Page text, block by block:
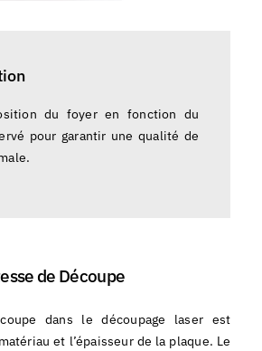
du foyer en fonction du
pour garantir une qualité de
de Découpe
dans le découpage laser est
et l’épaisseur de la plaque. Le